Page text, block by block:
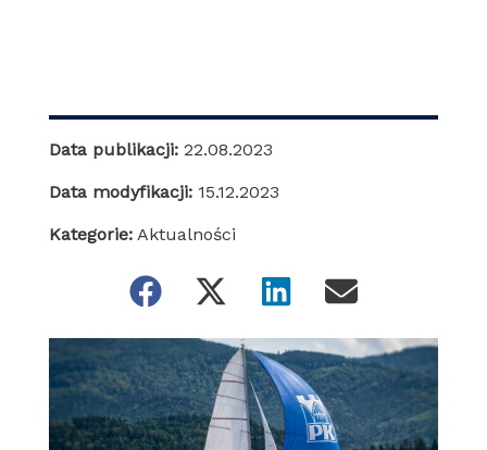
Data publikacji: 22.08.2023
Data modyfikacji: 15.12.2023
Kategorie: Aktualności